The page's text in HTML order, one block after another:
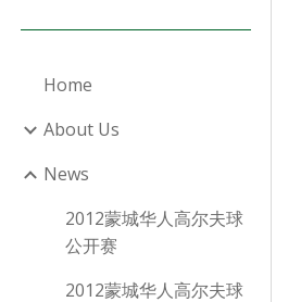
Home
About Us
News
2012蒙城华人高尔夫球
公开赛
2012蒙城华人高尔夫球